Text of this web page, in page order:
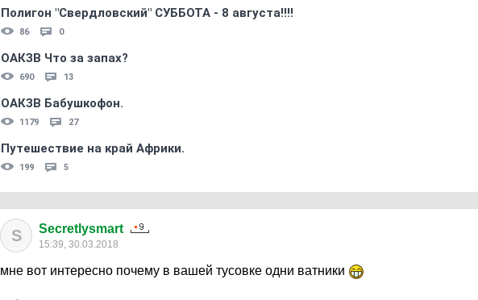
Полигон "Свердловский" СУББОТА - 8 августа!!!!
86 0
ОАКЗВ Что за запах?
690 13
ОАКЗВ Бабушкофон.
1179 27
Путешествие на край Африки.
199 5
S Secretlysmart
15:39, 30.03.2018
мне вот интересно почему в вашей тусовке одни ватники